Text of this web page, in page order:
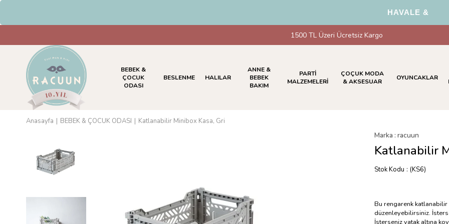
HAVALE & EFT
1500 TL Üzeri Ücretsiz Kargo
BEBEK &
ÇOCUK
ODASI
BESLENME HALILAR
ANNE &
BEBEK
BAKIM
PARTİ
MALZEMELERİ
ÇOÇUK MODA
& AKSESUAR
OYUNCAKLAR
Anasayfa BEBEK & ÇOCUK ODASI Katlanabilir Minibox Kasa, Gri
Marka : racuun
Katlanabilir
Stok Kodu (KS6)
Bu rengarenk
düzenleyebilirsiniz.
İsterseniz yatak altına